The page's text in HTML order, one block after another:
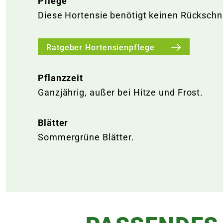
Diese Hortensie benötigt keinen
Ratgeber Hortensienpflege
Pflanzzeit
Ganzjährig, außer bei Hitze und Frost.
Blätter
Sommergrüne Blätter.